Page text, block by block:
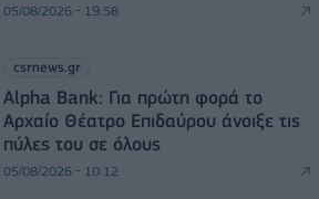
05/08/2026 - 19:58
csrnews.gr
Alpha Bank: Για πρώτη φορά το
Αρχαίο Θέατρο Επιδαύρου άνοιξε τις
πύλες του σε όλους
05/08/2026 - 10:12